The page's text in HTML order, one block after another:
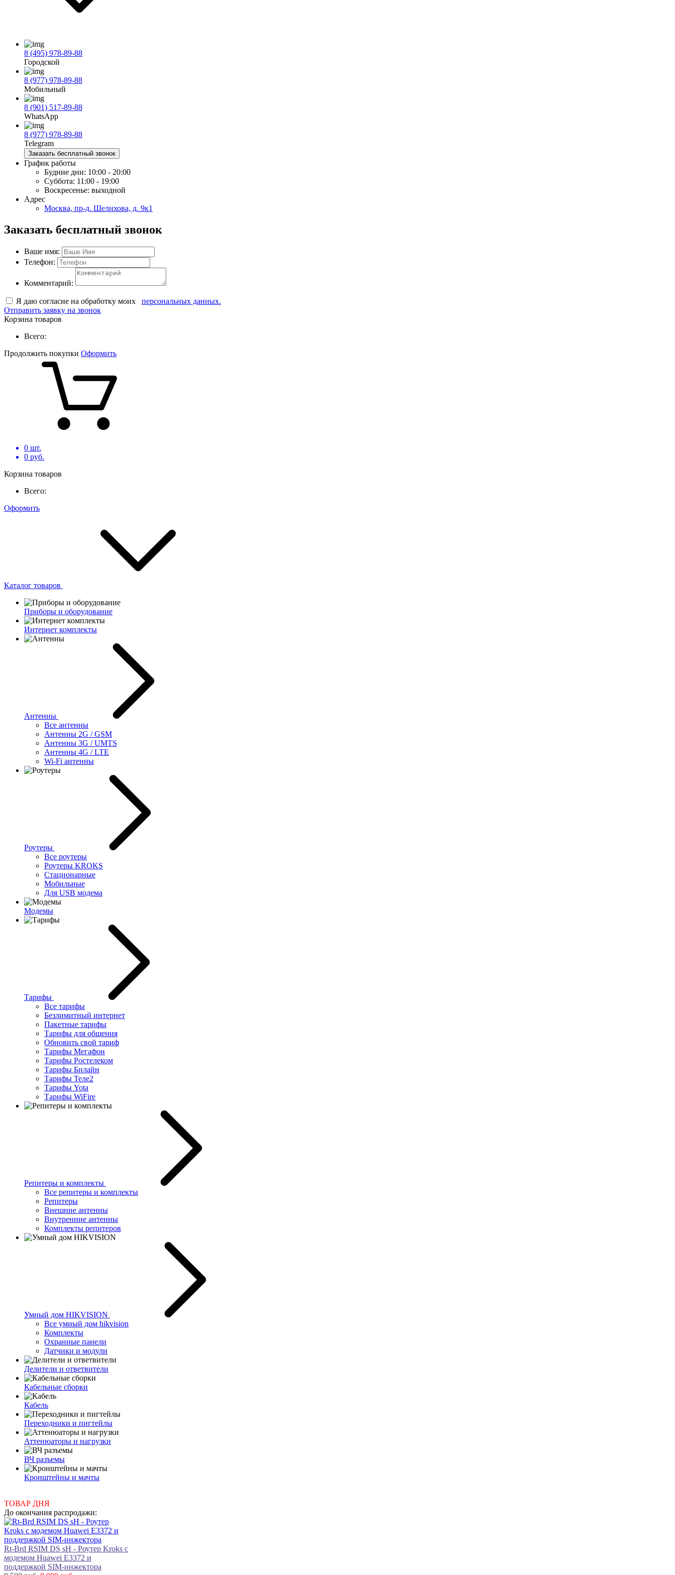
8 (495) 978-89-88
Городской
8 (977) 978-89-88
Мобильный
8 (901) 517-89-88
WhatsApp
8 (977) 978-89-88
Telegram
Заказать бесплатный звонок
График работы
Будние дни: 10:00 - 20:00
Суббота: 11:00 - 19:00
Воскресенье: выходной
Адрес
Москва, пр-д. Шелихова, д. 9к1
Заказать бесплатный звонок
Ваше имя:
Телефон:
Комментарий:
Я даю согласие на обработку моих
персональных данных.
Отправить заявку на звонок
Корзина товаров
Всего:
Продолжить покупки Оформить
0 шт.
0 руб.
Корзина товаров
Всего:
Оформить
Каталог товаров
Приборы и оборудование
Интернет комплекты
Антенны
Все антенны
Антенны 2G / GSM
Антенны 3G / UMTS
Антенны 4G / LTE
Wi-Fi антенны
Роутеры
Все роутеры
Роутеры KROKS
Стационарные
Мобильные
Для USB модема
Модемы
Тарифы
Все тарифы
Безлимитный интернет
Пакетные тарифы
Тарифы для общения
Обновить свой тариф
Тарифы Мегафон
Тарифы Ростелеком
Тарифы Билайн
Тарифы Теле2
Тарифы Yota
Тарифы WiFire
Репитеры и комплекты
Все репитеры и комплекты
Репитеры
Внешние антенны
Внутренние антенны
Комплекты репитеров
Умный дом HIKVISION
Все умный дом hikvision
Комплекты
Охранные панели
Датчики и модули
Делители и ответвители
Кабельные сборки
Кабель
Переходники и пигтейлы
Аттенюаторы и нагрузки
ВЧ разъемы
Кронштейны и мачты
ТОВАР ДНЯ
До окончания распродажи:
Rt-Brd RSIM DS sH - Роутер Kroks с
модемом Huawei E3372 и
поддержкой SIM-инжектора